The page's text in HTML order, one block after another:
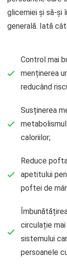
glicemiei și să-și
generală. Iată
Control mai
menținerea
reducând
Susținerea
caloriilor;
Reduce
apetitului
poftei de
circulație
sistemului
persoanele